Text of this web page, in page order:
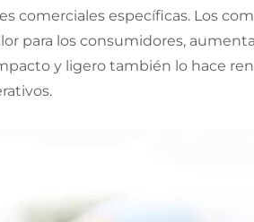
comerciales específicas. Los
para los consumidores,
y ligero también lo hace